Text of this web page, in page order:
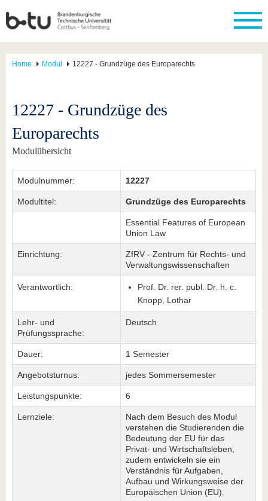
Home Modul 12227 - Grundzüge des Europarechts
12227 - Grundzüge des
Europarechts
Modulübersicht
Modulnummer: 12227
Modultitel: Grundzüge des Europarechts
Essential Features of European
Union Law
Einrichtung:
ZfRV - Zentrum für Rechts- und
Verwaltungswissenschaften
Verantwortlich:
Prof. Dr. rer. publ. Dr. h. c.
Knopp, Lothar
Lehr- und
Prüfungssprache:
Deutsch
Dauer: 1 Semester
Angebotsturnus: jedes Sommersemester
Leistungspunkte: 6
Lernziele:
Nach dem Besuch des Modul
verstehen die Studierenden die
Bedeutung der EU für das
Privat- und Wirtschaftsleben,
zudem entwickeln sie ein
Verständnis für Aufgaben,
Aufbau und Wirkungsweise der
Europäischen Union (EU).